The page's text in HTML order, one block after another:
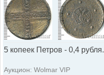
5 копеек Петров - 0,4 рубля.
Аукцион: Wolmar VIP